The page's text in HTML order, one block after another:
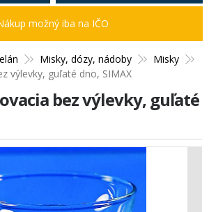
Misky, dózy, nádoby
Misky
výlevky, guľaté dno, SIMAX
bez výlevky, guľaté
možný iba na IČO